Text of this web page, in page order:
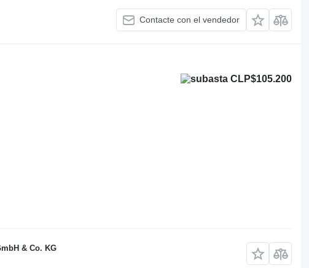
Contacte con el vendedor
CLP$105.200
& Co. KG